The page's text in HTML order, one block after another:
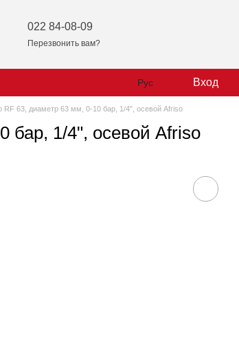
022 84-08-09
Перезвонить вам?
Рус Вход
RF 63, диаметр 63 мм, 0-10 бар, 1/4", осевой Afriso
бар, 1/4", осевой Afriso